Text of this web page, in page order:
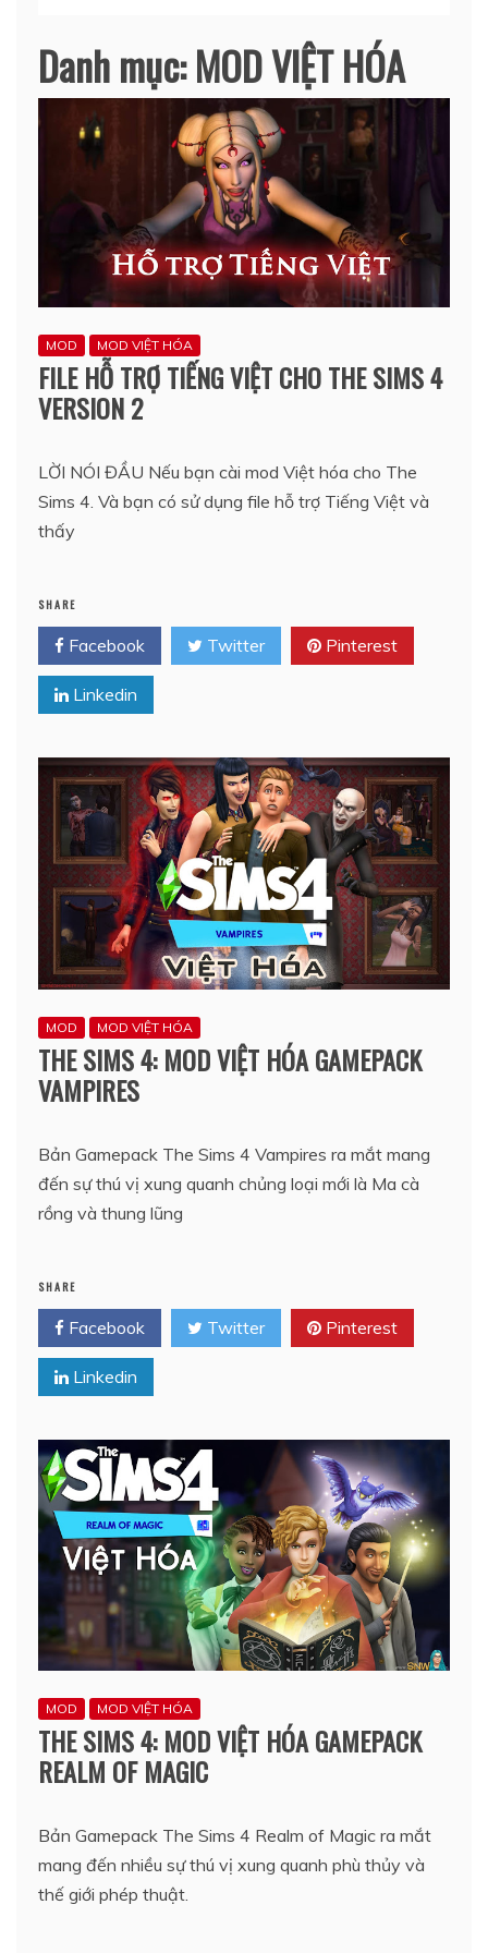
Danh mục:MOD VIỆT HÓA
MOD MOD VIỆT HÓA
FILE HỖ TRỢ TIẾNG VIỆT CHO THE SIMS 4
VERSION 2
LỜI NÓI ĐẦU Nếu bạn cài mod Việt hóa cho The
Sims 4. Và bạn có sử dụng file hỗ trợ Tiếng Việt và
thấy
SHARE
Facebook Twitter Pinterest
Linkedin
MOD MOD VIỆT HÓA
THE SIMS 4: MOD VIỆT HÓA GAMEPACK
VAMPIRES
Bản Gamepack The Sims 4 Vampires ra mắt mang
đến sự thú vị xung quanh chủng loại mới là Ma cà
rồng và thung lũng
SHARE
Facebook Twitter Pinterest
Linkedin
MOD MOD VIỆT HÓA
THE SIMS 4: MOD VIỆT HÓA GAMEPACK
REALM OF MAGIC
Bản Gamepack The Sims 4 Realm of Magic ra mắt
mang đến nhiều sự thú vị xung quanh phù thủy và
thế giới phép thuật.